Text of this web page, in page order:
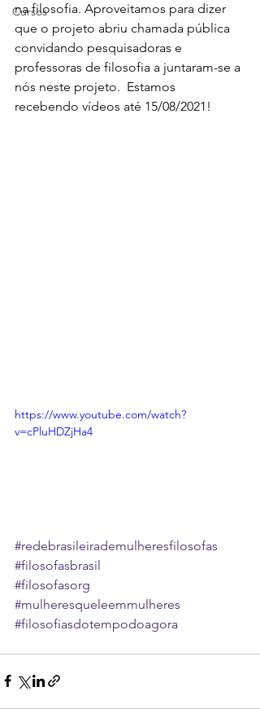
Cursos
na filosofia. Aproveitamos para dizer
que o projeto abriu chamada pública
convidando pesquisadoras e
professoras de filosofia a juntaram-se a
nós neste projeto.  Estamos
recebendo vídeos até 15/08/2021!
https://www.youtube.com/watch?
v=cPluHDZjHa4
#redebrasileirademulheresfilosofas
#filosofasbrasil
#filosofasorg
#mulheresqueleemmulheres
#filosofiasdotempodoagora